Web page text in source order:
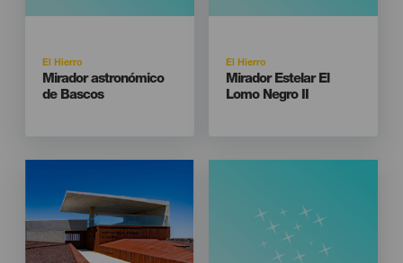
Isla
El Hierro
Titular
Mirador astronómico
de Bascos
Isla
El Hierro
Titular
Mirador Estelar El
Lomo Negro II